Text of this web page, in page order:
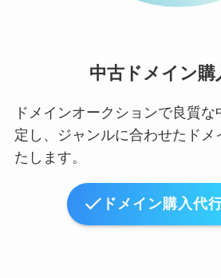
中古ドメイン購
ドメインオークションで良質
定し、ジャンルに合わせたドメ
たします。
ドメイン購入代